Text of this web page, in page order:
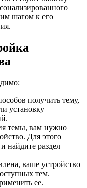
шагом к его
получить тему,
установку
темы, вам нужно
Для этого
найдите раздел
ваше устройство
тем.
ее.